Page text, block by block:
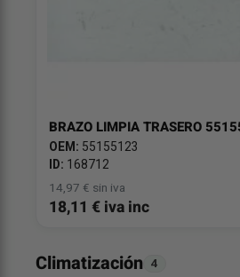
BRAZO LIMPIA TRASERO
OEM: 55155123
ID: 168712
14,97 € sin iva
18,11 € iva inc
Climatización 4